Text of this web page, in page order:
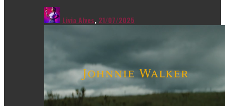
Livia Alves, 21/07/2025